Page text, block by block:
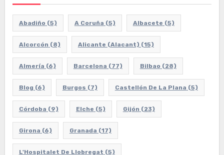
Abadiño (5) A Coruña (5) Albacete (5)
Alcorcón (8) Alicante (Alacant) (15)
Almería (6) Barcelona (77) Bilbao (28)
Blog (6) Burgos (7) Castellón De La Plana (5)
Córdoba (9) Elche (5) Gijón (23)
Girona (6) Granada (17)
L'Hospitalet De Llobregat (5)